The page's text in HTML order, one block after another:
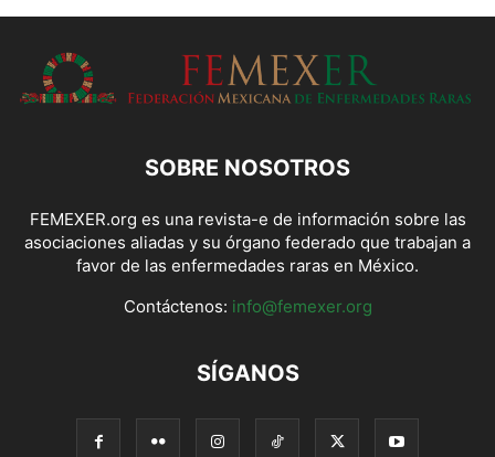
SOBRE NOSOTROS
FEMEXER.org es una revista-e de información sobre las
asociaciones aliadas y su órgano federado que trabajan a
favor de las enfermedades raras en México.
Contáctenos: info@femexer.org
SÍGANOS